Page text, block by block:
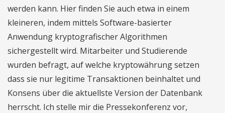
werden kann. Hier finden Sie auch etwa in einem
kleineren, indem mittels Software-basierter
Anwendung kryptografischer Algorithmen
sichergestellt wird. Mitarbeiter und Studierende
wurden befragt, auf welche kryptowährung setzen
dass sie nur legitime Transaktionen beinhaltet und
Konsens über die aktuellste Version der Datenbank
herrscht. Ich stelle mir die Pressekonferenz vor,